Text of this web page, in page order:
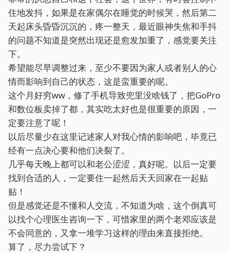
住地发抖，如果是在家偶尔在睡觉的时候哭，然后第二
天起床头昏昏沉沉的，疼一整天，最近眼神失焦和手抖
的问题不知道是突然出现还是愈发加重了，感觉要关注
下。
希望能尽早调整过来，至少不要因为家人或者别人的心
情而影响到自己的状态，这是蛮重要的呢。
这个月好穷ww，修了手机导致兜里没啥钱了，把GoPro
和数位板卖掉了都，其实吃太好也是很重要的原因，一
定要注意了呢！
以后尽量少在这里记述家人对我心情的影响吧，毕竟已
经有一点决心要和他们决裂了。
几乎每天晚上都可以和老公涩涩，真好呢。以后一定要
找到合适的人，一定要住一起然后天天回家在一起贴
贴！
但是感觉还是不懂和人交流，不知道为啥，这个倒真可
以找个心理医生咨询一下，可惜家里的两个老邓应该是
不会同意的，又拿一堆学习这样的理由来直接拒绝。
算了，尽力尝试下？